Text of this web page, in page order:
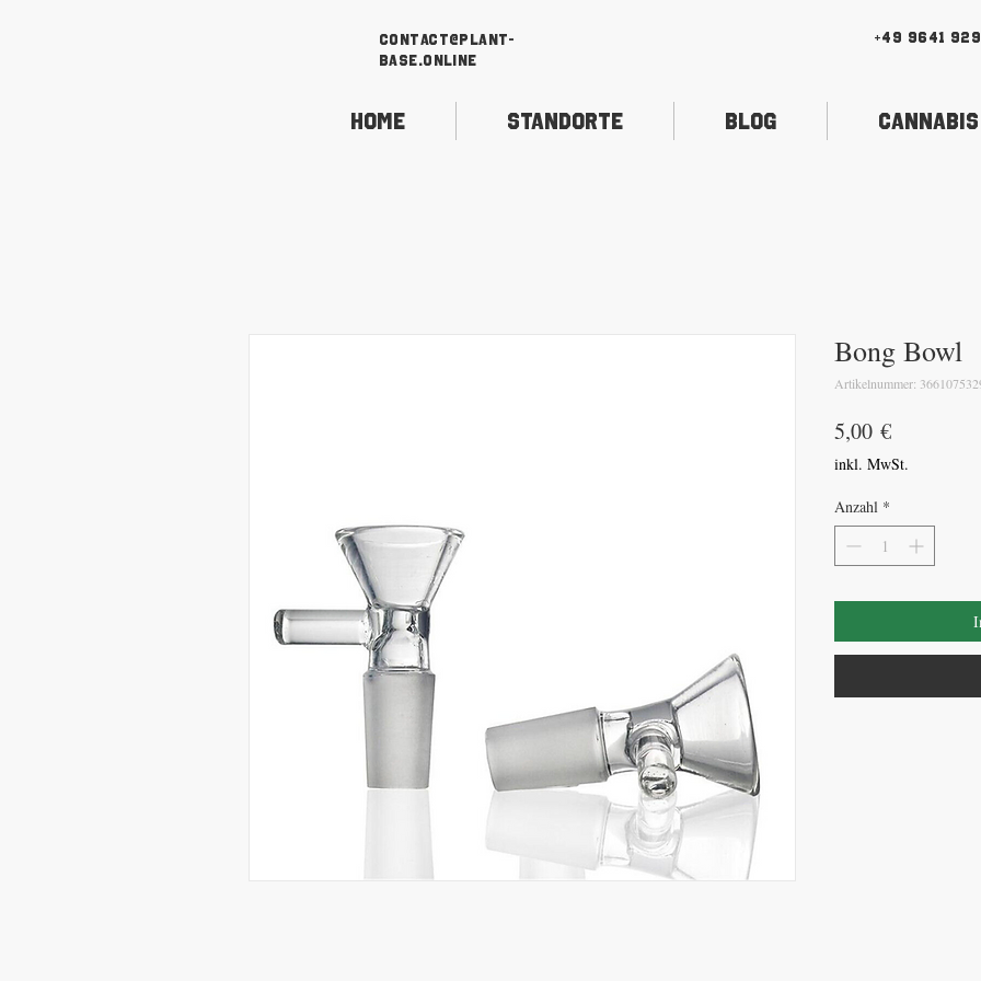
contact@plant-
base.online
+49 9641
Home Standorte Blog
Bong Bowl
Artikelnummer:
5,00 €Preis
inkl. MwSt.
Anzahl *